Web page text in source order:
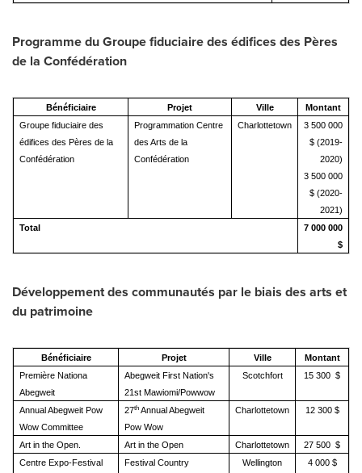
Programme du Groupe fiduciaire des édifices des Pères
de la Confédération
Bénéficiaire Projet Ville
Montant
Groupe fiduciaire des
édifices des Pères de la
Confédération
Programmation Centre
des Arts de la
Confédération
Charlottetown
3 500 000
$ (2019-
2020)
3 500 000
$ (2020-
2021)
Total
7 000 000
$
Développement des communautés par le biais des arts et
du patrimoine
Bénéficiaire Projet Ville
Montant
Première Nationa
Abegweit
Abegweit First Nation's
21st Mawiomi/Powwow
Scotchfort 15 300 $
Annual Abegweit Pow
Wow Committee
27th Annual Abegweit
Pow Wow
Charlottetown 12 300 $
Art in the Open. Art in the Open Charlottetown
27 500 $
Centre Expo-Festival
Festival Country Wellington 4 000 $